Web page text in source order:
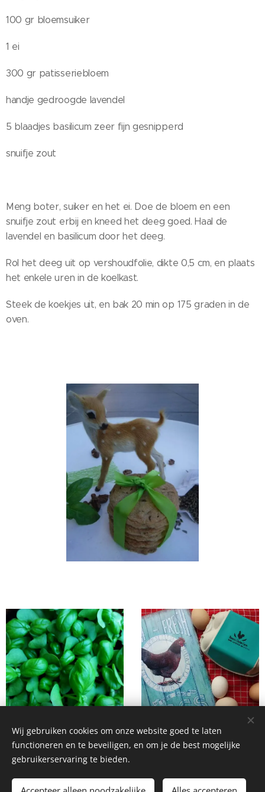
100 gr bloemsuiker
1 ei
300 gr patisseriebloem
handje gedroogde lavendel
5 blaadjes basilicum zeer fijn gesnipperd
snuifje zout
Meng boter, suiker en het ei. Doe de bloem en een
snuifje zout erbij en kneed het deeg goed. Haal de
lavendel en basilicum door het deeg.
Rol het deeg uit op vershoudfolie, dikte 0,5 cm, en plaats
het enkele uren in de koelkast.
Steek de koekjes uit, en bak 20 min op 175 graden in de
oven.
Homemade Homegrown by Bianca ©2026
Wij gebruiken cookies om onze website goed te laten
functioneren en te beveiligen, en om je de best mogelijke
gebruikerservaring te bieden.